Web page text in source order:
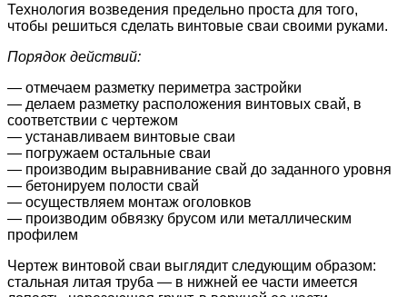
Технология возведения предельно проста для того,
чтобы решиться сделать винтовые сваи своими руками.
Порядок действий:
— отмечаем разметку периметра застройки
— делаем разметку расположения винтовых свай, в
соответствии с чертежом
— устанавливаем винтовые сваи
— погружаем остальные сваи
— производим выравнивание свай до заданного уровня
— бетонируем полости свай
— осуществляем монтаж оголовков
— производим обвязку брусом или металлическим
профилем
Чертеж винтовой сваи выглядит следующим образом:
стальная литая труба — в нижней ее части имеется